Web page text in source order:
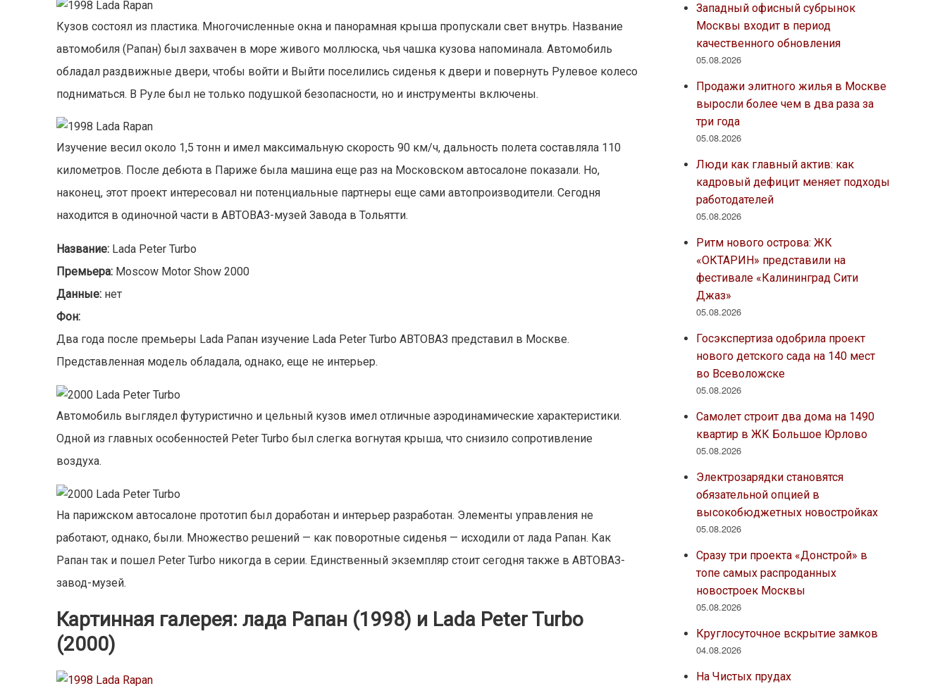
Кузов состоял из пластика. Многочисленные окна и панорамная крыша пропускали свет внутрь. Название
автомобиля (Рапан) был захвачен в море живого моллюска, чья чашка кузова напоминала.Автомобиль
обладал раздвижные двери, чтобы войти и Выйти поселились сиденья к двери и повернуть Рулевое колесо
подниматься. В Руле был не только подушкой безопасности, но и инструменты включены.
Изучение весил около 1,5 тонн и имел максимальную скорость 90 км/ч, дальность полета составляла 110
километров. После дебюта в Париже была машина еще раз на Московском автосалоне показали. Но,
наконец, этот проект интересовал ни потенциальные партнеры еще сами автопроизводители. Сегодня
находится в одиночной части в АВТОВАЗ-музей Завода в Тольятти.
Название: Lada Peter Turbo
Премьера: Moscow Motor Show 2000
Данные: нет
Фон:
Два года после премьеры Lada Рапан изучение Lada Peter Turbo АВТОВАЗ представил в Москве.
Представленная модель обладала, однако, еще не интерьер.
Автомобиль выглядел футуристично и цельный кузов имел отличные аэродинамические характеристики.
Одной из главных особенностей Peter Turbo был слегка вогнутая крыша, что снизило сопротивление
воздуха.
На парижском автосалоне прототип был доработан и интерьер разработан. Элементы управления не
работают, однако, были. Множество решений — как поворотные сиденья — исходили от лада Рапан. Как
Рапан так и пошел Peter Turbo никогда в серии. Единственный экземпляр стоит сегодня также в АВТОВАЗ-
завод-музей.
Картинная галерея: лада Рапан (1998) и Lada Peter Turbo
(2000)
Западный офисный субрынок
Москвы входит в период
качественного обновления
05.08.2026
Продажи элитного жилья в Москве
выросли более чем в два раза за
три года
05.08.2026
Люди как главный актив: как
кадровый дефицит меняет подходы
работодателей
05.08.2026
Ритм нового острова: ЖК
«ОКТАРИН» представили на
фестивале «Калининград Сити
Джаз»
05.08.2026
Госэкспертиза одобрила проект
нового детского сада на 140 мест
во Всеволожске
05.08.2026
Самолет строит два дома на 1490
квартир в ЖК Большое Юрлово
05.08.2026
Электрозарядки становятся
обязательной опцией в
высокобюджетных новостройках
05.08.2026
Сразу три проекта «Донстрой» в
топе самых распроданных
новостроек Москвы
05.08.2026
Круглосуточное вскрытие замков
04.08.2026
На Чистых прудах